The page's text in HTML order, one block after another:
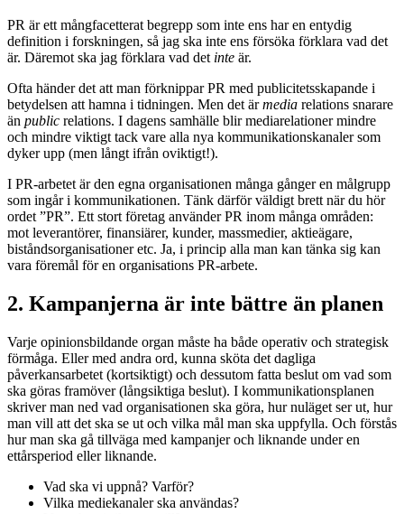
PR är ett mångfacetterat begrepp som inte ens har en entydig
definition i forskningen, så jag ska inte ens försöka förklara vad det
är. Däremot ska jag förklara vad det inte är.
Ofta händer det att man förknippar PR med publicitetsskapande i
betydelsen att hamna i tidningen. Men det ärmedia relations snarare
än public relations. I dagens samhälle blir mediarelationer mindre
och mindre viktigt tack vare alla nya kommunikationskanaler som
dyker upp (men långt ifrån oviktigt!).
I PR-arbetet är den egna organisationen många gånger en målgrupp
som ingår i kommunikationen. Tänk därför väldigt brett när du hör
ordet ”PR”. Ett stort företag använder PR inom många områden:
mot leverantörer, finansiärer, kunder, massmedier, aktieägare,
biståndsorganisationer etc. Ja, i princip alla man kan tänka sig kan
vara föremål för en organisations PR-arbete.
2. Kampanjerna är inte bättre än planen
Varje opinionsbildande organ måste ha både operativ och strategisk
förmåga. Eller med andra ord, kunna sköta det dagliga
påverkansarbetet (kortsiktigt) och dessutom fatta beslut om vad som
ska göras framöver (långsiktiga beslut). I kommunikationsplanen
skriver man ned vad organisationen ska göra, hur nuläget ser ut, hur
man vill att det ska se ut och vilka mål man ska uppfylla. Och förstås
hur man ska gå tillväga med kampanjer och liknande under en
ettårsperiod eller liknande.
Vad ska vi uppnå? Varför?
Vilka mediekanaler ska användas?